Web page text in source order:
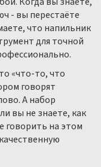
- вы перестаёте
что напильник
для точной
«что-то, что
говорят
А набор
вы не знаете, как
говорить на этом